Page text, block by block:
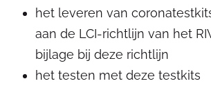
het leveren van
aan de LCI-richtlijn van het
bijlage bij deze richtlijn
het testen met deze testkits